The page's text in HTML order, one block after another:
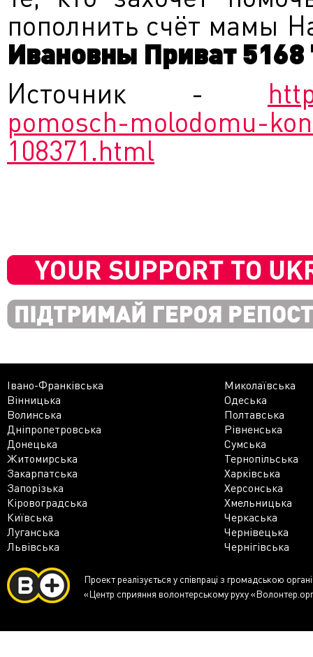
пополнить счёт мамы
Ивановны Приват 5168
Источник -
pomosch-molodomu-
108371.html
Івано-Франківська
Миколаївська
Вінницька
Одеська
Волинська
Полтавська
Дніпропетровська
Рівненська
Донецька
Сумська
Житомирська
Тернопільська
Закарпатська
Харківська
Запорізька
Херсонська
Кіровоградська
Хмельницька
Київська
Черкаська
Луганська
Чернівецька
Львівська
Чернігівська
Проект реалізується у співпраці з громадською
«Центр сприяння волонтерському руху